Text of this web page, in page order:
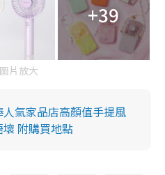
+39
片放大
氣家品店高顏值手提風
附購買地點